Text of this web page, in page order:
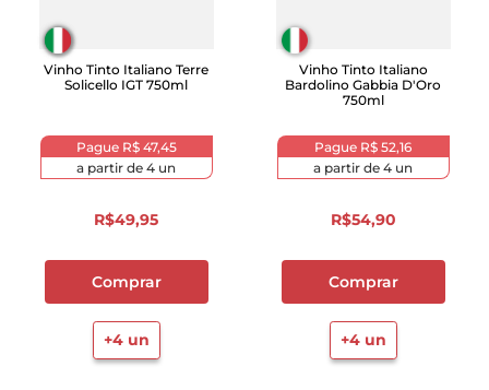
Vinho Tinto Italiano Terre
Solicello IGT 750ml
Pague R$ 47,45
a partir de 4 un
R$49,95
Comprar
+4un
Vinho Tinto Italiano
Bardolino Gabbia D'Oro
750ml
Pague R$ 52,16
a partir de 4 un
R$54,90
Comprar
+4un